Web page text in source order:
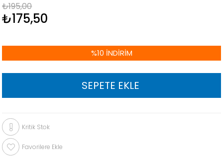
₺195,00
₺175,50
%10 İNDIRIM
Kritik Stok
Favorilere Ekle